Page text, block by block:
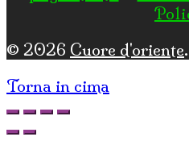
© 2026 Cuore d'oriente
Torna in cima